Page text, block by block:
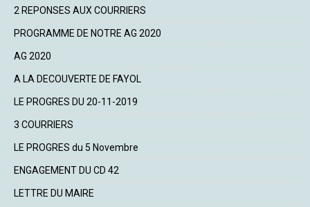
2 REPONSES AUX COURRIERS
PROGRAMME DE NOTRE AG 2020
AG 2020
A LA DECOUVERTE DE FAYOL
LE PROGRES DU 20-11-2019
3 COURRIERS
LE PROGRES du 5 Novembre
ENGAGEMENT DU CD 42
LETTRE DU MAIRE